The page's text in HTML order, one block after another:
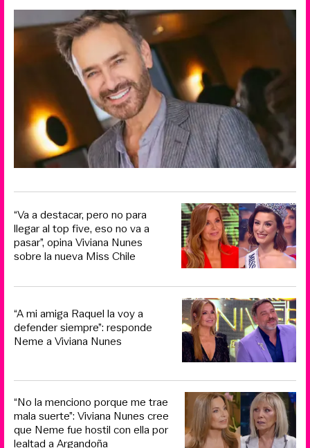
“Va a destacar, pero no para
llegar al top five, eso no va a
pasar”, opina Viviana Nunes
sobre la nueva Miss Chile
“A mi amiga Raquel la voy a
defender siempre”: responde
Neme a Viviana Nunes
“No la menciono porque me trae
mala suerte”: Viviana Nunes cree
que Neme fue hostil con ella por
lealtad a Argandoña